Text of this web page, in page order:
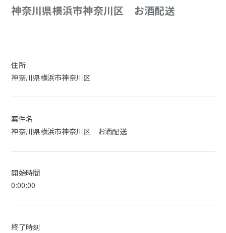
神奈川県横浜市神奈川区 お酒配送
住所
神奈川県横浜市神奈川区
案件名
神奈川県横浜市神奈川区 お酒配送
開始時間
0:00:00
終了時刻